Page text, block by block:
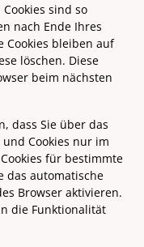
sind so
nach Ende Ihres
Cookies bleiben auf
löschen. Diese
beim nächsten
dass Sie über das
Cookies nur im
für bestimmte
das automatische
Browser aktivieren.
die Funktionalität